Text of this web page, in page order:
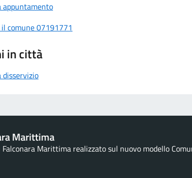
appuntamento
il comune 07191771
in città
disservizio
Marittima
Falconara Marittima realizzato sul nuovo modello